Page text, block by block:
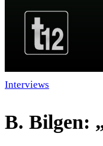
Interviews
B. Bilgen: